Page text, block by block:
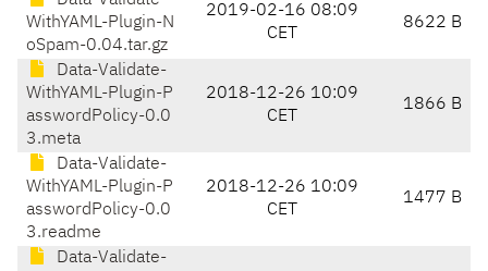
WithYAML-Plugin-N
oSpam-0.04.tar.gz
2019-02-16 08:09
CET
8622 B
Data-Validate-
WithYAML-Plugin-P
asswordPolicy-0.0
3.meta
2018-12-26 10:09
CET
1866 B
Data-Validate-
WithYAML-Plugin-P
asswordPolicy-0.0
3.readme
2018-12-26 10:09
CET
1477 B
Data-Validate-